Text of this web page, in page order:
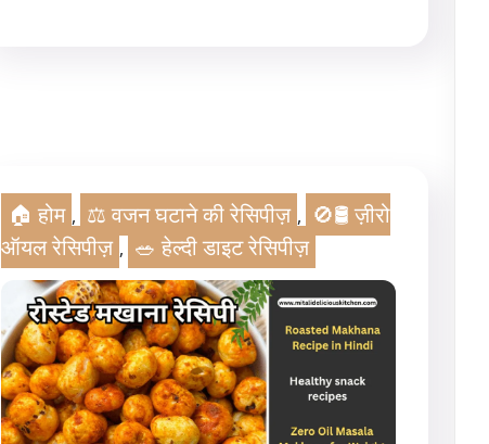
🏠 होम , ⚖️ वजन घटाने की रेसिपीज़ , 🚫🛢️ ज़ीरो
ऑयल रेसिपीज़ , 🥗 हेल्दी डाइट रेसिपीज़